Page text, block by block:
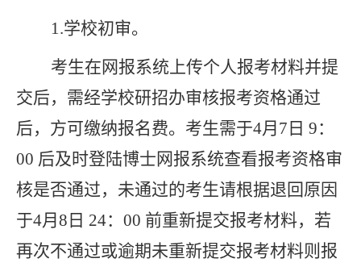
1.学校初审。
考生在网报系统上传个人报考材料并提
交后，需经学校研招办审核报考资格通过
后，方可缴纳报名费。考生需于4月 7 日 9：
00 后及时登陆博士网报系统查看报考资格审
核是否通过，未通过的考生请根据退回原因
于4月 8 日 24： 00 前重新提交报考材料，若
再次不通过或逾期未重新提交报考材料则报